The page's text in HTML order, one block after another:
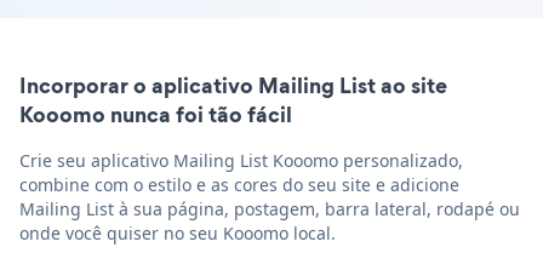
Incorporar o aplicativo Mailing List ao site
Kooomo nunca foi tão fácil
Crie seu aplicativo Mailing List Kooomo personalizado,
combine com o estilo e as cores do seu site e adicione
Mailing List à sua página, postagem, barra lateral, rodapé ou
onde você quiser no seu Kooomo local.